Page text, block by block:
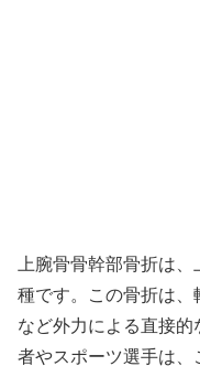
上腕骨骨幹部骨折は
種です。この骨折は
など外力による直接
者やスポーツ選手は、